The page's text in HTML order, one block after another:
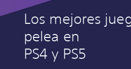
Los mejores
pelea en
PS4 y PS5